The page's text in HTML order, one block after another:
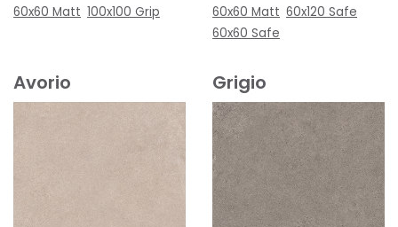
60x60 Matt 100x100 Grip
60x60 Matt 60x120 Safe
60x60 Safe
Avorio Grigio